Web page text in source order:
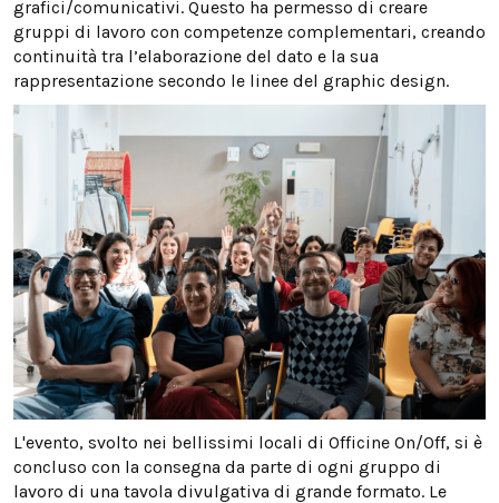
grafici/comunicativi. Questo ha permesso di creare
gruppi di lavoro con competenze complementari, creando
continuità tra l’elaborazione del dato e la sua
rappresentazione secondo le linee del graphic design.
L'evento, svolto nei bellissimi locali di Officine On/Off, si è
concluso con la consegna da parte di ogni gruppo di
lavoro di una tavola divulgativa di grande formato. Le